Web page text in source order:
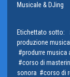
Musicale & DJing
Etichettato sotto:
produzione
produrre musica
corso di
sonora
corso di